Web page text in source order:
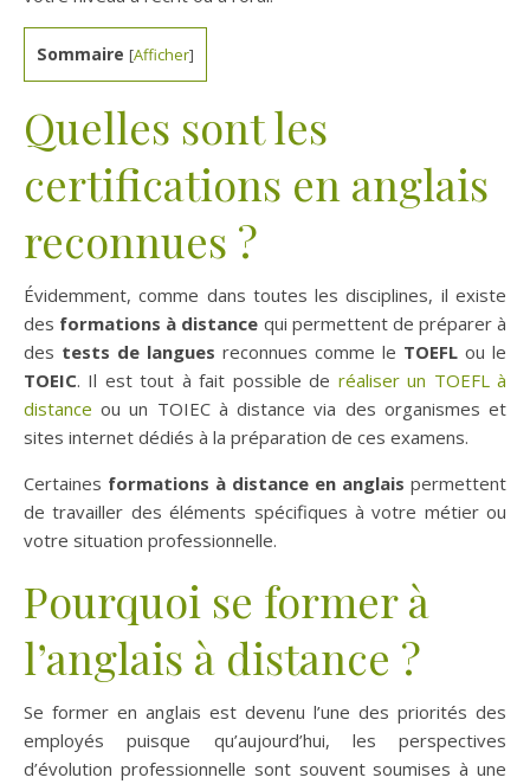
Sommaire [Afficher]
Quelles sont les
certifications en anglais
reconnues ?
Évidemment, comme dans toutes les disciplines, il existe
des formations à distance qui permettent de préparer à
des tests de langues reconnues comme le TOEFL ou le
TOEIC. Il est tout à fait possible de réaliser un TOEFL à
distance ou un TOIEC à distance via des organismes et
sites internet dédiés à la préparation de ces examens.
Certaines formations à distance en anglais permettent
de travailler des éléments spécifiques à votre métier ou
votre situation professionnelle.
Pourquoi se former à
l’anglais à distance ?
Se former en anglais est devenu l’une des priorités des
employés puisque qu’aujourd’hui, les perspectives
d’évolution professionnelle sont souvent soumises à une